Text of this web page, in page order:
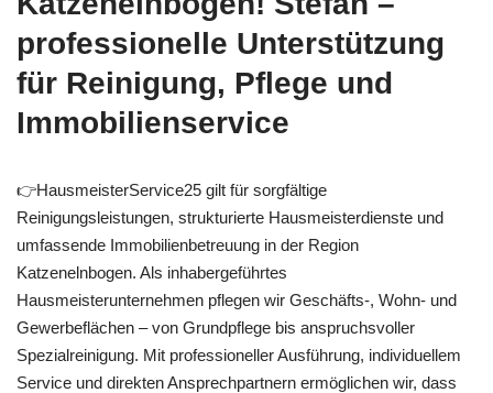
professionelle Unterstützung
für Reinigung, Pflege und
Immobilienservice
👉HausmeisterService25 gilt für sorgfältige
Reinigungsleistungen, strukturierte Hausmeisterdienste und
umfassende Immobilienbetreuung in der Region
Katzenelnbogen. Als inhabergeführtes
Hausmeisterunternehmen pflegen wir Geschäfts-, Wohn- und
Gewerbeflächen – von Grundpflege bis anspruchsvoller
Spezialreinigung. Mit professioneller Ausführung, individuellem
Service und direkten Ansprechpartnern ermöglichen wir, dass